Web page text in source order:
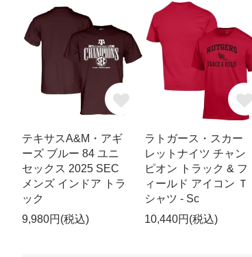
テキサスA&M・アギ
ーズ ブルー 84 ユニ
セックス 2025 SEC
メンズ インドア トラ
ック
9,980円(税込)
ラトガース・スカー
レットナイツ チャン
ピオン トラック & フ
ィールド アイコン Ｔ
シャツ - Sc
10,440円(税込)